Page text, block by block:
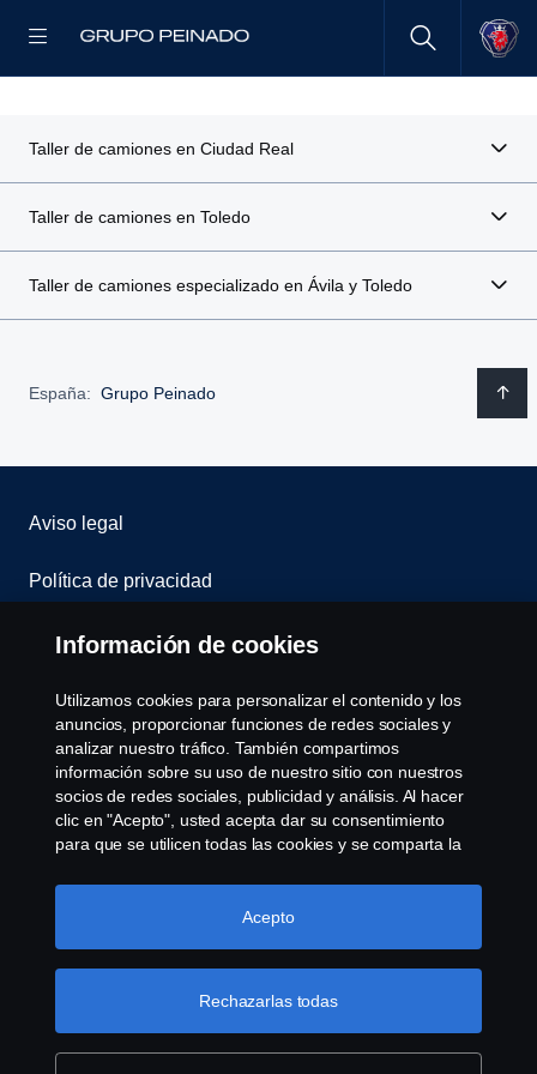
Taller de camiones en Ciudad Real
Taller de camiones en Toledo
Taller de camiones especializado en Ávila y Toledo
España: Grupo Peinado
Aviso legal
Política de privacidad
Scania Assitance
Política de cookies
Opciones de Cookies
© Copyright Scania 2008-2022. Todos los derechos
Información de cookies
Utilizamos cookies para personalizar el contenido y los
anuncios, proporcionar funciones de redes sociales y
analizar nuestro tráfico. También compartimos
información sobre su uso de nuestro sitio con nuestros
socios de redes sociales, publicidad y análisis. Al hacer
clic en "Acepto", usted acepta dar su consentimiento
para que se utilicen todas las cookies y se comparta la
haciendo clic en "Configuración de cookies" y
seleccionando las categorías que desea aceptar. Para
Más información sobre su privacidad
Rechazarlas todas
Acepto